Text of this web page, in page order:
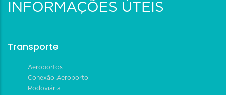
INFORMAÇÕES ÚTEIS
Transporte
Aeroportos
Conexão Aeroporto
Rodoviária